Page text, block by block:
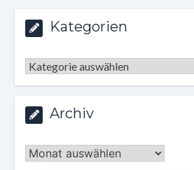
Kategorien
Kategorien
Archiv
Archiv